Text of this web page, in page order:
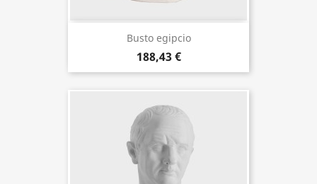
Busto egipcio
188,43 €